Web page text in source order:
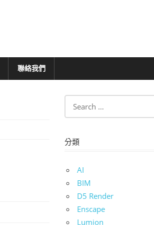
聯絡我們
分類
AI
BIM
D5 Render
Enscape
Lumion